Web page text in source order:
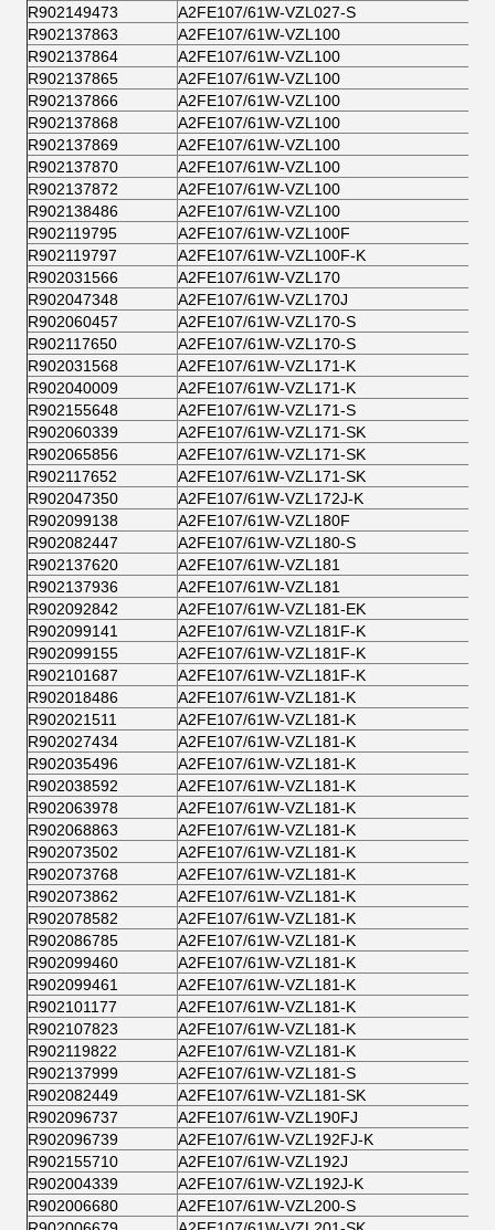
R902149473
A2FE107/61W-VZL027-S
R902137863
A2FE107/61W-VZL100
R902137864
A2FE107/61W-VZL100
R902137865
A2FE107/61W-VZL100
R902137866
A2FE107/61W-VZL100
R902137868
A2FE107/61W-VZL100
R902137869
A2FE107/61W-VZL100
R902137870
A2FE107/61W-VZL100
R902137872
A2FE107/61W-VZL100
R902138486
A2FE107/61W-VZL100
R902119795
A2FE107/61W-VZL100F
R902119797
A2FE107/61W-VZL100F-K
R902031566
A2FE107/61W-VZL170
R902047348
A2FE107/61W-VZL170J
R902060457
A2FE107/61W-VZL170-S
R902117650
A2FE107/61W-VZL170-S
R902031568
A2FE107/61W-VZL171-K
R902040009
A2FE107/61W-VZL171-K
R902155648
A2FE107/61W-VZL171-S
R902060339
A2FE107/61W-VZL171-SK
R902065856
A2FE107/61W-VZL171-SK
R902117652
A2FE107/61W-VZL171-SK
R902047350
A2FE107/61W-VZL172J-K
R902099138
A2FE107/61W-VZL180F
R902082447
A2FE107/61W-VZL180-S
R902137620
A2FE107/61W-VZL181
R902137936
A2FE107/61W-VZL181
R902092842
A2FE107/61W-VZL181-EK
R902099141
A2FE107/61W-VZL181F-K
R902099155
A2FE107/61W-VZL181F-K
R902101687
A2FE107/61W-VZL181F-K
R902018486
A2FE107/61W-VZL181-K
R902021511
A2FE107/61W-VZL181-K
R902027434
A2FE107/61W-VZL181-K
R902035496
A2FE107/61W-VZL181-K
R902038592
A2FE107/61W-VZL181-K
R902063978
A2FE107/61W-VZL181-K
R902068863
A2FE107/61W-VZL181-K
R902073502
A2FE107/61W-VZL181-K
R902073768
A2FE107/61W-VZL181-K
R902073862
A2FE107/61W-VZL181-K
R902078582
A2FE107/61W-VZL181-K
R902086785
A2FE107/61W-VZL181-K
R902099460
A2FE107/61W-VZL181-K
R902099461
A2FE107/61W-VZL181-K
R902101177
A2FE107/61W-VZL181-K
R902107823
A2FE107/61W-VZL181-K
R902119822
A2FE107/61W-VZL181-K
R902137999
A2FE107/61W-VZL181-S
R902082449
A2FE107/61W-VZL181-SK
R902096737
A2FE107/61W-VZL190FJ
R902096739
A2FE107/61W-VZL192FJ-K
R902155710
A2FE107/61W-VZL192J
R902004339
A2FE107/61W-VZL192J-K
R902006680
A2FE107/61W-VZL200-S